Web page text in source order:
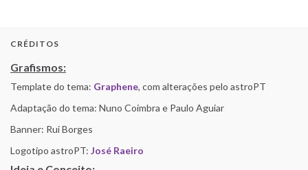
CRÉDITOS
Grafismos:
Template do tema: Graphene, com alterações pelo astroPT
Adaptação do tema: Nuno Coimbra e Paulo Aguiar
Banner: Rui Borges
Logotipo astroPT: José Raeiro